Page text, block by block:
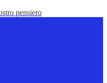
pensiero